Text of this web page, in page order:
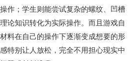
作；学生则能尝试复杂的螺纹、凹槽
论知识转化为实际操作。而且游戏自
料在自己的操作下逐渐变成想要的形
特别让人放松，完全不用担心现实中